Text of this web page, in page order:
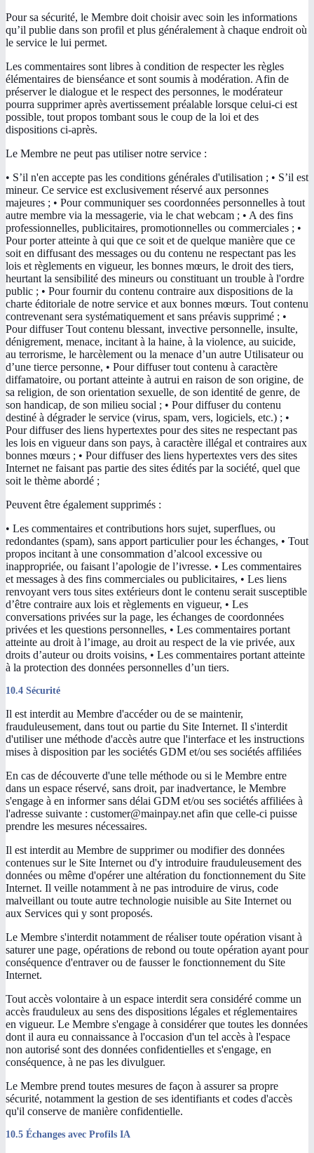
Pour sa sécurité, le Membre doit choisir avec soin les informations
qu’il publie dans son profil et plus généralement à chaque endroit où
le service le lui permet.
Les commentaires sont libres à condition de respecter les règles
élémentaires de bienséance et sont soumis à modération. Afin de
préserver le dialogue et le respect des personnes, le modérateur
pourra supprimer après avertissement préalable lorsque celui-ci est
possible, tout propos tombant sous le coup de la loi et des
dispositions ci-après.
Le Membre ne peut pas utiliser notre service :
• S’il n'en accepte pas les conditions générales d'utilisation ; • S’il est
mineur. Ce service est exclusivement réservé aux personnes
majeures ; • Pour communiquer ses coordonnées personnelles à tout
autre membre via la messagerie, via le chat webcam ; • A des fins
professionnelles, publicitaires, promotionnelles ou commerciales ; •
Pour porter atteinte à qui que ce soit et de quelque manière que ce
soit en diffusant des messages ou du contenu ne respectant pas les
lois et règlements en vigueur, les bonnes mœurs, le droit des tiers,
heurtant la sensibilité des mineurs ou constituant un trouble à l'ordre
public ; • Pour fournir du contenu contraire aux dispositions de la
charte éditoriale de notre service et aux bonnes mœurs. Tout contenu
contrevenant sera systématiquement et sans préavis supprimé ; •
Pour diffuser Tout contenu blessant, invective personnelle, insulte,
dénigrement, menace, incitant à la haine, à la violence, au suicide,
au terrorisme, le harcèlement ou la menace d’un autre Utilisateur ou
d’une tierce personne, • Pour diffuser tout contenu à caractère
diffamatoire, ou portant atteinte à autrui en raison de son origine, de
sa religion, de son orientation sexuelle, de son identité de genre, de
son handicap, de son milieu social ; • Pour diffuser du contenu
destiné à dégrader le service (virus, spam, vers, logiciels, etc.) ; •
Pour diffuser des liens hypertextes pour des sites ne respectant pas
les lois en vigueur dans son pays, à caractère illégal et contraires aux
bonnes mœurs ; • Pour diffuser des liens hypertextes vers des sites
Internet ne faisant pas partie des sites édités par la société, quel que
soit le thème abordé ;
Peuvent être également supprimés :
• Les commentaires et contributions hors sujet, superflues, ou
redondantes (spam), sans apport particulier pour les échanges, • Tout
propos incitant à une consommation d’alcool excessive ou
inappropriée, ou faisant l’apologie de l’ivresse. • Les commentaires
et messages à des fins commerciales ou publicitaires, • Les liens
renvoyant vers tous sites extérieurs dont le contenu serait susceptible
d’être contraire aux lois et règlements en vigueur, • Les
conversations privées sur la page, les échanges de coordonnées
privées et les questions personnelles, • Les commentaires portant
atteinte au droit à l’image, au droit au respect de la vie privée, aux
droits d’auteur ou droits voisins, • Les commentaires portant atteinte
à la protection des données personnelles d’un tiers.
10.4 Sécurité
Il est interdit au Membre d'accéder ou de se maintenir,
frauduleusement, dans tout ou partie du Site Internet. Il s'interdit
d'utiliser une méthode d'accès autre que l'interface et les instructions
mises à disposition par les sociétés GDM et/ou ses sociétés affiliées
En cas de découverte d'une telle méthode ou si le Membre entre
dans un espace réservé, sans droit, par inadvertance, le Membre
s'engage à en informer sans délai GDM et/ou ses sociétés affiliées à
l'adresse suivante : customer@mainpay.net afin que celle-ci puisse
prendre les mesures nécessaires.
Il est interdit au Membre de supprimer ou modifier des données
contenues sur le Site Internet ou d'y introduire frauduleusement des
données ou même d'opérer une altération du fonctionnement du Site
Internet. Il veille notamment à ne pas introduire de virus, code
malveillant ou toute autre technologie nuisible au Site Internet ou
aux Services qui y sont proposés.
Le Membre s'interdit notamment de réaliser toute opération visant à
saturer une page, opérations de rebond ou toute opération ayant pour
conséquence d'entraver ou de fausser le fonctionnement du Site
Internet.
Tout accès volontaire à un espace interdit sera considéré comme un
accès frauduleux au sens des dispositions légales et réglementaires
en vigueur. Le Membre s'engage à considérer que toutes les données
dont il aura eu connaissance à l'occasion d'un tel accès à l'espace
non autorisé sont des données confidentielles et s'engage, en
conséquence, à ne pas les divulguer.
Le Membre prend toutes mesures de façon à assurer sa propre
sécurité, notamment la gestion de ses identifiants et codes d'accès
qu'il conserve de manière confidentielle.
10.5 Échanges avec Profils IA